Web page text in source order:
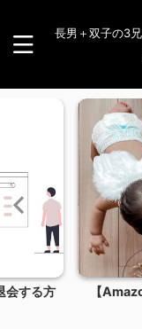
長男＋双子の3
12/15
むつク
朗報！